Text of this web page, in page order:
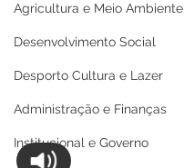
Agricultura e Meio Ambiente
Desenvolvimento Social
Desporto Cultura e Lazer
Administração e Finanças
Institucional e Governo